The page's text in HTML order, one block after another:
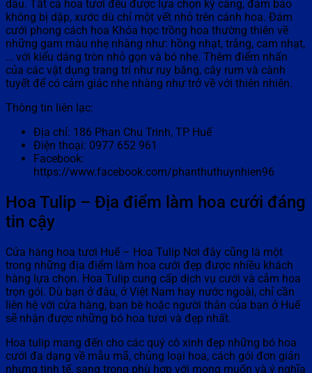
dâu. Tất cả hoa tươi đều được lựa chọn kỹ càng, đảm bảo
không bị dập, xước dù chỉ một vết nhỏ trên cánh hoa. Đám
cưới phong cách hoa Khóa học trồng hoa thường thiên về
những gam màu nhẹ nhàng như: hồng nhạt, trắng, cam nhạt,
… với kiểu dáng tròn nhỏ gọn và bó nhẹ. Thêm điểm nhấn
của các vật dụng trang trí như ruy băng, cây rum và cành
tuyết để có cảm giác nhẹ nhàng như trở về với thiên nhiên.
Thông tin liên lạc:
Địa chỉ: 186 Phan Chu Trinh, TP Huế
Điện thoại: 0977 652 961
Facebook:
https://www.facebook.com/phanthuthuynhien96
Hoa Tulip – Địa điểm làm hoa cưới đáng
tin cậy
Cửa hàng hoa tươi Huế – Hoa Tulip Nơi đây cũng là một
trong những địa điểm làm hoa cưới đẹp được nhiều khách
hàng lựa chọn. Hoa Tulip cung cấp dịch vụ cưới và cắm hoa
trọn gói. Dù bạn ở đâu, ở Việt Nam hay nước ngoài, chỉ cần
liên hệ với cửa hàng, bạn bè hoặc người thân của bạn ở Huế
sẽ nhận được những bó hoa tươi và đẹp nhất.
Hoa tulip mang đến cho các quý cô xinh đẹp những bó hoa
cưới đa dạng về mẫu mã, chủng loại hoa, cách gói đơn giản
nhưng tinh tế, sang trọng phù hợp với mong muốn và ý nghĩa